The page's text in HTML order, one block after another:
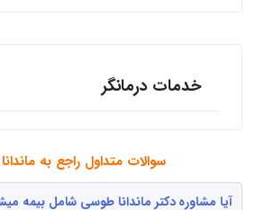
خدمات درمانگر
سوالات متداول راجع به
آیا مشاوره دکتر ماندانا طوسی شامل بیمه